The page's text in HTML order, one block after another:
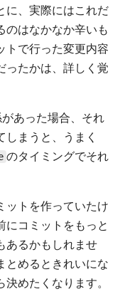
に、実際にはこれだ
のはなかなか辛いも
トで行った変更内容
ったかは、詳しく覚
あった場合、それ
まうと、うまく
のタイミングでそれ
ットを作っていたけ
にコミットをもっと
あるかもしれませ
とめるときれいにな
めたくなります。